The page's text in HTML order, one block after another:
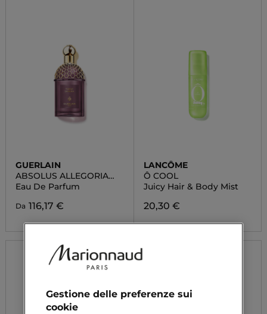
GUERLAIN
ABSOLUS ALLEGORIA
TABAC SAHARA
Eau De Parfum
Da 116,17 €
LANCÔME
Ô COOL
Juicy Hair & Body Mist
20,30 €
Gestione delle preferenze sui
cookie